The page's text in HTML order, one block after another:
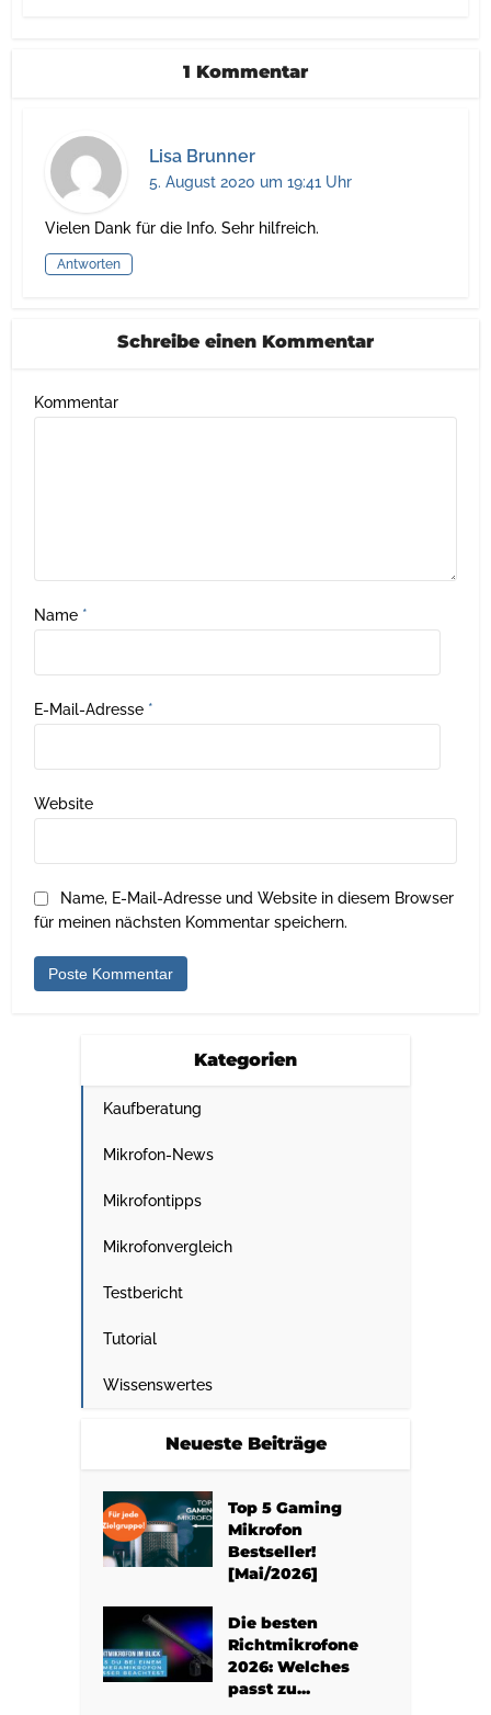
1 Kommentar
Lisa Brunner
5. August 2020 um 19:41 Uhr
Vielen Dank für die Info. Sehr hilfreich.
Antworten
Schreibe einen Kommentar
Kommentar
Name *
E-Mail-Adresse *
Website
Name, E-Mail-Adresse und Website in diesem Browser
für meinen nächsten Kommentar speichern.
Kategorien
Kaufberatung
Mikrofon-News
Mikrofontipps
Mikrofonvergleich
Testbericht
Tutorial
Wissenswertes
Neueste Beiträge
Top 5 Gaming
Mikrofon
Bestseller!
[Mai/2026]
Die besten
Richtmikrofone
2026: Welches
passt zu...